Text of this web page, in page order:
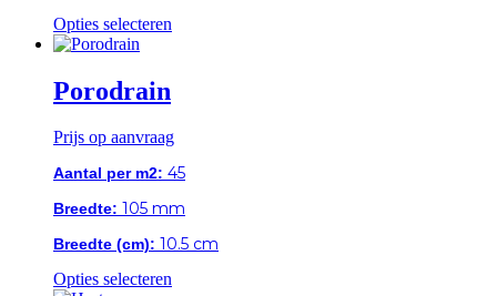
Opties selecteren
optie
kan
gekozen
worden
op
de
Porodrain
Prijs op aanvraag
Aantal per m2: 45
Breedte: 105 mm
Breedte (cm): 10.5 cm
Opties selecteren